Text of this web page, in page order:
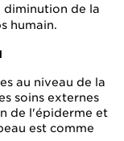
diminution de la
humain.
au niveau de la
soins externes
de l'épiderme et
est comme